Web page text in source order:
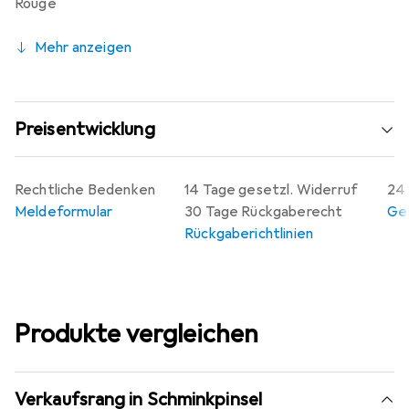
Rouge
Mehr anzeigen
Preisentwicklung
14 Tage gesetzl. Widerruf
30 Tage Rückgaberecht
Rückgaberichtlinien
24
Rechtliche Bedenken
Meldeformular
Produkte vergleichen
Verkaufsrang in Schminkpinsel